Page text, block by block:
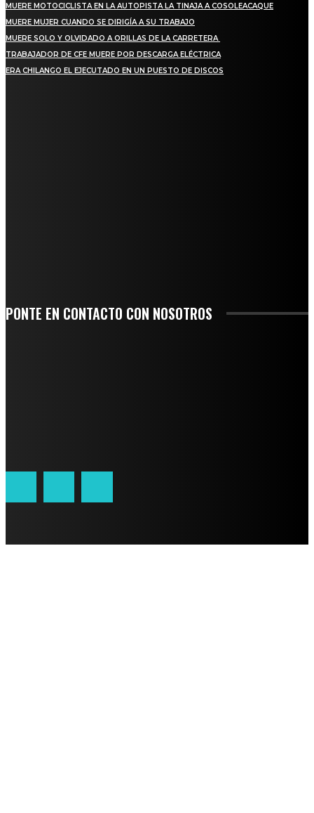
MUERE MOTOCICLISTA EN LA AUTOPISTA LA TINAJA A COSOLEACAQUE
MUERE MUJER CUANDO SE DIRIGÍA A SU TRABAJO
MUERE SOLO Y OLVIDADO A ORILLAS DE LA CARRETERA
TRABAJADOR DE CFE MUERE POR DESCARGA ELÉCTRICA
ERA CHILANGO EL EJECUTADO EN UN PUESTO DE DISCOS
PONTE EN CONTACTO CON NOSOTROS